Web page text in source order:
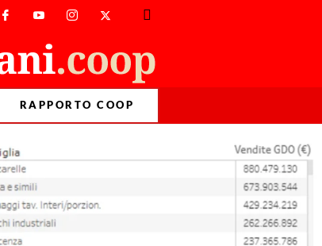
RAPPORTO COOP
> Temi > Cibo > 2017, i carrelli degli italiani